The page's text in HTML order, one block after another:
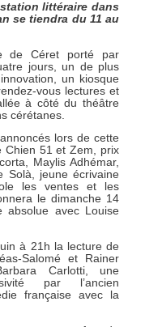
littéraire dans
se tiendra du 11 au
de Céret porté par
jours, un de plus
un kiosque
vous lectures et
à côté du théâtre
cérétanes.
lors de cette
Chien 51 et Zem, prix
Maylis Adhémar,
Solà, jeune écrivaine
les ventes et les
le dimanche 14
absolue avec Louise
à 21h la lecture de
Salomé et Rainer
Carlotti, une
par l’ancien
française avec la